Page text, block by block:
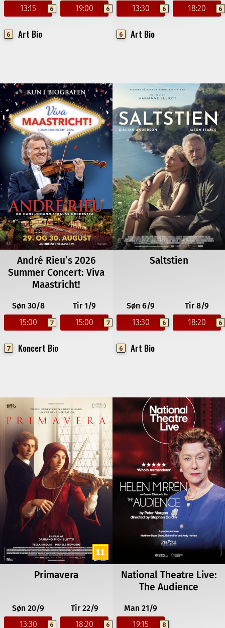
13:15
6
19:00
6
6 Art Bio
13:30
6
18:20
6
6 Art Bio
André Rieu’s 2026
Summer Concert: Viva
Maastricht!
Søn 30/8
15:00
7
Tir 1/9
15:00
7
7 Koncert Bio
Saltstien
Søn 6/9
13:30
6
Tir 8/9
18:20
6
6 Art Bio
Primavera
Søn 20/9
13:30
6
Tir 22/9
18:20
6
National Theatre Live:
The Audience
Man 21/9
19:15
8